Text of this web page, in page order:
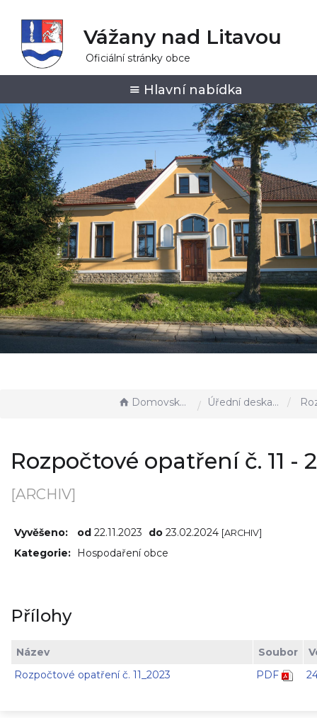
Vážany nad Litavou
Oficiální stránky obce
Hlavní nabídka
Domovská stránka Úřední deska - EÚD
Rozpočtové opatření č. 11 -
[ARCHIV]
Vyvěšeno: od 22.11.2023 do 23.02.2024 [ARCHIV]
Kategorie: Hospodaření obce
Přílohy
Název Soubor
Rozpočtové opatření č. 11_2023
PDF